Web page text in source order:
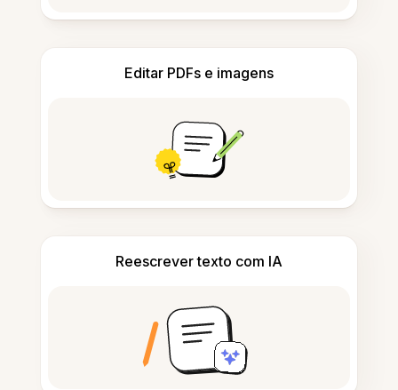
Editar PDFs e imagens
Reescrever texto com IA